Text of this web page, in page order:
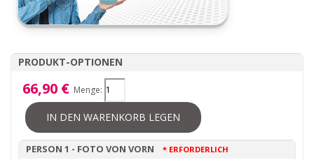
PRODUKT-OPTIONEN
66,90 € Menge:
IN DEN WARENKORB LEGEN
PERSON 1 - FOTO VON VORN * ERFORDERLICH